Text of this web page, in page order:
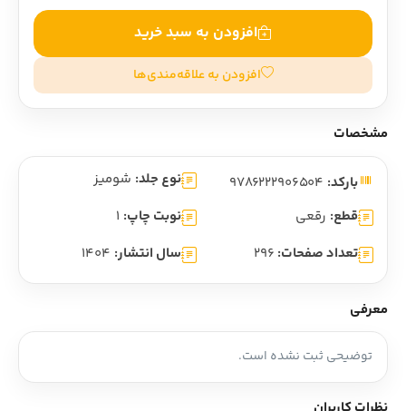
افزودن به سبد خرید
افزودن به علاقه‌مندی‌ها
مشخصات
بارکد: نوع جلد: شومیز
قطع: رقعی نوبت چاپ: 1
تعداد صفحات: 296 سال انتشار: 1404
معرفی
توضیحی ثبت نشده است.